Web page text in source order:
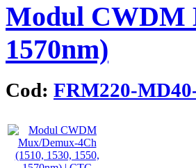
Modul CWDM
1570nm)
Cod: FRM220-